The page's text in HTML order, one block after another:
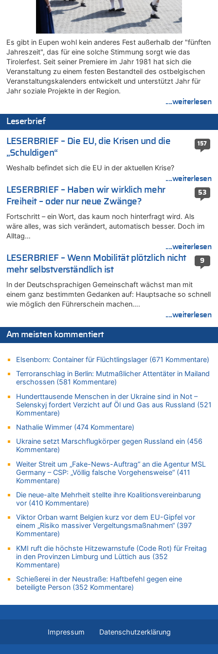
Zweite Hitzewelle in diesem Sommer ist jetzt amtlich
08.08.2026 - 19:00 von Peter G zu
Leipzig, Mechernich und die Frage: Wer steckt hinter den
Drohnen mit Strengstoff? War es Russland?
08.08.2026 - 18:48 von Marcel Scholzen Eimerscheid zu
Leipzig, Mechernich und die Frage: Wer steckt hinter den
Drohnen mit Strengstoff? War es Russland?
08.08.2026 - 18:41 von JoKrings zu
Leipzig, Mechernich und die Frage: Wer steckt hinter den
08.08.2026 - 18:39 von JoKrings zu
Leipzig, Mechernich und die Frage: Wer steckt hinter den
Drohnen mit Strengstoff? War es Russland?
08.08.2026 - 18:07 von Hubert F. zu
Belgier knackt Jackpot bei Lotterie EuroMillions und gewinnt
08.08.2026 - 17:46 von Der Alte zu
Belgier knackt Jackpot bei Lotterie EuroMillions und gewinnt
mehr als 111 Millionen €
08.08.2026 - 17:45 von Der Alte zu
Zwölf Jahre nach Aachener Bankraub: 70-Jähriger gefasst
Leipzig, Mechernich und die Frage: Wer steckt hinter den
Drohnen mit Strengstoff? War es Russland?
Zweite Hitzewelle in diesem Sommer ist jetzt amtlich
08.08.2026 - 16:20 von Russentrolle zu
Leipzig, Mechernich und die Frage: Wer steckt hinter den
08.08.2026 - 15:34 von JoKrings zu
Leipzig, Mechernich und die Frage: Wer steckt hinter den
08.08.2026 - 15:32 von 5/11 zu
Mehrere Menschen in Londons City niedergestochen
08.08.2026 - 15:19 von Guido Scholzen zu
Leipzig, Mechernich und die Frage: Wer steckt hinter den
Drohnen mit Strengstoff? War es Russland?
Belgier knackt Jackpot bei Lotterie EuroMillions und gewinnt
mehr als 111 Millionen €
08.08.2026 - 14:47 von Peer Wermuth zu
Leipzig, Mechernich und die Frage: Wer steckt hinter den
Drohnen mit Strengstoff? War es Russland?
08.08.2026 - 14:29 von Achso Dax zu
In Belgien missachten zwei von drei Autofahrern das
Tempolimit in 30er-Zonen – Untersuchung von Vias
08.08.2026 - 13:23 von Hugo Egon Bernhard von Sinnen zu
Leipzig, Mechernich und die Frage: Wer steckt hinter den
Drohnen mit Strengstoff? War es Russland?
08.08.2026 - 13:03 von WK zu
Kollision zwischen Autofahrer und Radfahrer an RAVeL-Weg
Wasserstand des Rheins in NRW so niedrig wie noch nie
In Belgien missachten zwei von drei Autofahrern das
08.08.2026 - 12:01 von Hugo Egon Bernhard von Sinnen zu
Es gibt in Eupen wohl kein anderes Fest außerhalb der "fünften
Jahreszeit", das für eine solche Stimmung sorgt wie das
Tirolerfest. Seit seiner Premiere im Jahr 1981 hat sich die
Veranstaltung zu einem festen Bestandteil des ostbelgischen
Veranstaltungskalenders entwickelt und unterstützt Jahr für
Jahr soziale Projekte in der Region.
....weiterlesen
Leserbrief
157
LESERBRIEF – Die EU, die Krisen und die
„Schuldigen“
Weshalb befindet sich die EU in der aktuellen Krise?
....weiterlesen
53
LESERBRIEF – Haben wir wirklich mehr
Freiheit – oder nur neue Zwänge?
Fortschritt – ein Wort, das kaum noch hinterfragt wird. Als
wäre alles, was sich verändert, automatisch besser. Doch im
Alltag…
....weiterlesen
9
LESERBRIEF – Wenn Mobilität plötzlich nicht
mehr selbstverständlich ist
In der Deutschsprachigen Gemeinschaft wächst man mit
einem ganz bestimmten Gedanken auf: Hauptsache so schnell
wie möglich den Führerschein machen….
....weiterlesen
Am meisten kommentiert
Elsenborn: Container für Flüchtlingslager (671 Kommentare)
Terroranschlag in Berlin: Mutmaßlicher Attentäter in Mailand
erschossen (581 Kommentare)
Hunderttausende Menschen in der Ukraine sind in Not –
Selenskyj fordert Verzicht auf Öl und Gas aus Russland (521
Kommentare)
Nathalie Wimmer (474 Kommentare)
Ukraine setzt Marschflugkörper gegen Russland ein (456
Kommentare)
Weiter Streit um „Fake-News-Auftrag“ an die Agentur MSL
Germany – CSP: „Völlig falsche Vorgehensweise“ (411
Kommentare)
Die neue-alte Mehrheit stellte ihre Koalitionsvereinbarung
vor (410 Kommentare)
Viktor Orban warnt Belgien kurz vor dem EU-Gipfel vor
einem „Risiko massiver Vergeltungsmaßnahmen“ (397
Kommentare)
KMI ruft die höchste Hitzewarnstufe (Code Rot) für Freitag
in den Provinzen Limburg und Lüttich aus (352
Kommentare)
Schießerei in der Neustraße: Haftbefehl gegen eine
beteiligte Person (352 Kommentare)
Impressum Datenschutzerklärung